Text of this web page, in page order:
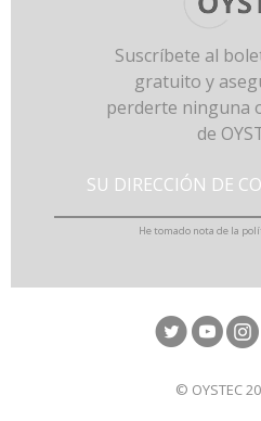
Suscríbete al
gratuito y
perderte ninguna
de
He tomado nota de la
© OYSTEC